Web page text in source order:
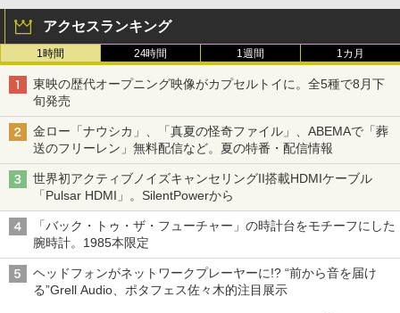
アクセスランキング
1時間 24時間 1週間 1カ月
東映の歴代オープニング映像がカプセルトイに。全5種で8月下
旬発売
金ロー「ナウシカ」、「真夏の怪奇ファイル」、ABEMAで「葬
送のフリーレン」無料配信など。夏の特番・配信情報
世界初アクティブノイズキャンセリングII搭載HDMIケーブル
「Pulsar HDMI」。SilentPowerから
「バック・トゥ・ザ・フューチャー」の時計台をモチーフにした
腕時計。1985本限定
ヘッドフォンがネットワークプレーヤーに!? “前から音を届け
る”Grell Audio、ポタフェス佐々木的注目展示